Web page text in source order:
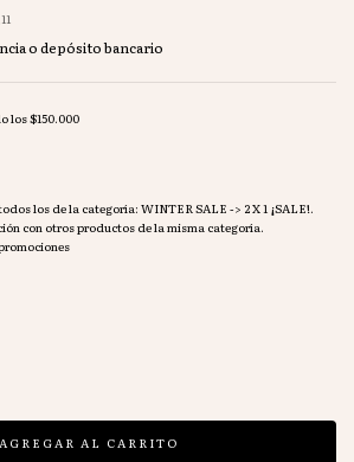
o depósito bancario
los$150.000
los de la categoría: WINTER SALE -> 2 X 1 ¡SALE!.
con otros productos de la misma categoría.